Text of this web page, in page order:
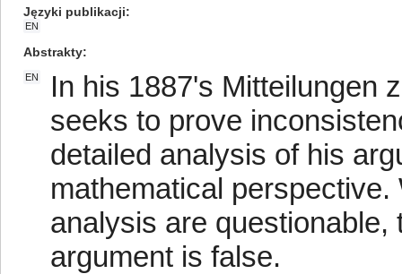
Języki publikacji
EN
Abstrakty
EN
In his 1887's Mitteilungen
seeks to prove
detailed analysis of his
mathematical
analysis are
argument is false.